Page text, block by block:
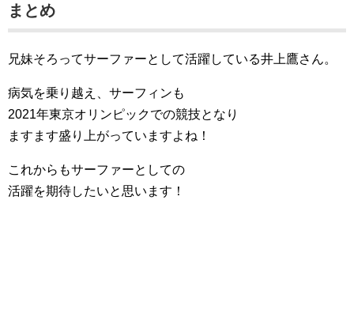
まとめ
兄妹そろってサーファーとして活躍している井上鷹さん。
病気を乗り越え、サーフィンも
2021年東京オリンピックでの競技となり
ますます盛り上がっていますよね！
これからもサーファーとしての
活躍を期待したいと思います！